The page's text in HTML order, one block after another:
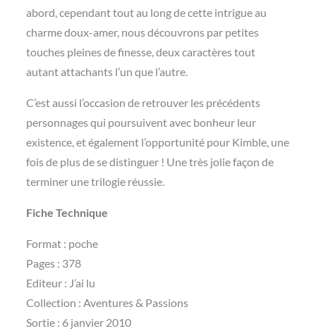
abord, cependant tout au long de cette intrigue au
charme doux-amer, nous découvrons par petites
touches pleines de finesse, deux caractères tout
autant attachants l’un que l’autre.
C’est aussi l’occasion de retrouver les précédents
personnages qui poursuivent avec bonheur leur
existence, et également l’opportunité pour Kimble, une
fois de plus de se distinguer ! Une très jolie façon de
terminer une trilogie réussie.
Fiche Technique
Format : poche
Pages : 378
Editeur : J’ai lu
Collection : Aventures & Passions
Sortie : 6 janvier 2010